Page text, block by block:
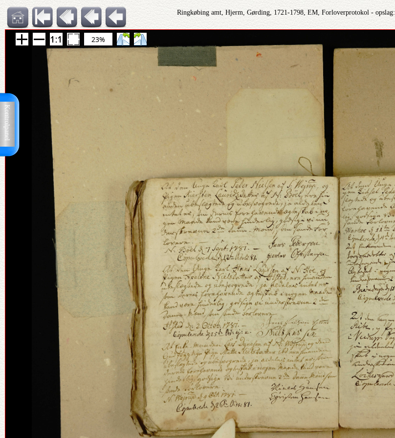
Kontrolpanel
Ringkøbing amt, Hjerm, Gørding, 1721-1798, EM, Forloverprotokol - opslag:
23%